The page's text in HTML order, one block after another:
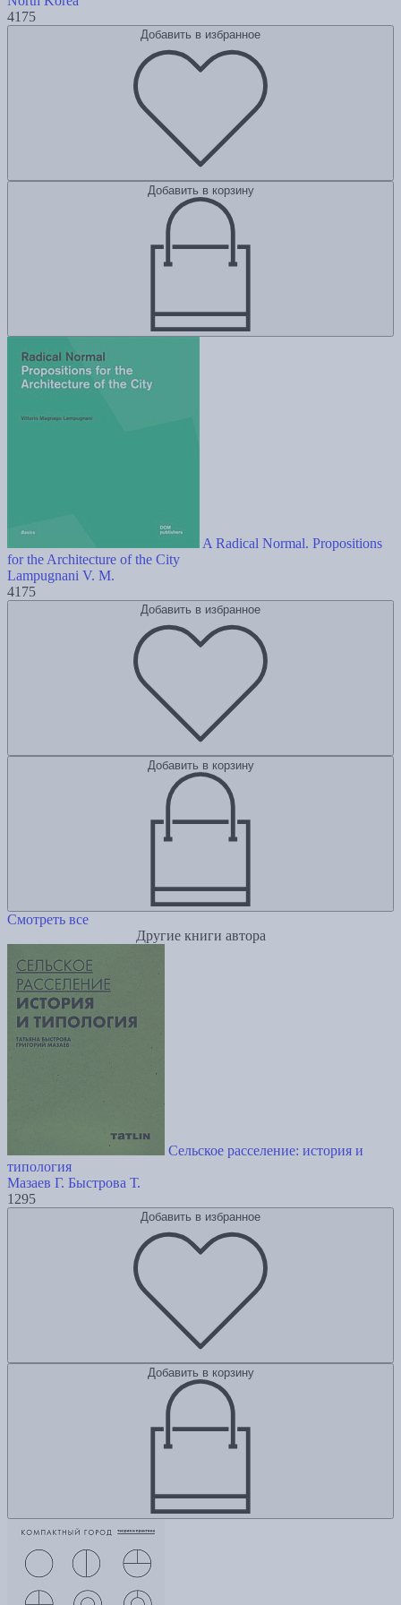
4175
Добавить в избранное
Добавить в корзину
A Radical Normal. Propositions
for the Architecture of the City
Lampugnani V. M.
4175
Добавить в избранное
Добавить в корзину
Смотреть все
Другие книги автора
Сельское расселение: история и
типология
Мазаев Г. Быстрова Т.
1295
Добавить в избранное
Добавить в корзину